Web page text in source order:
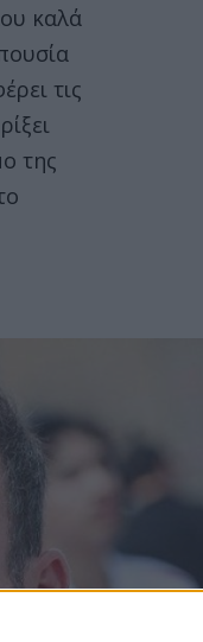
καλά
τις
της